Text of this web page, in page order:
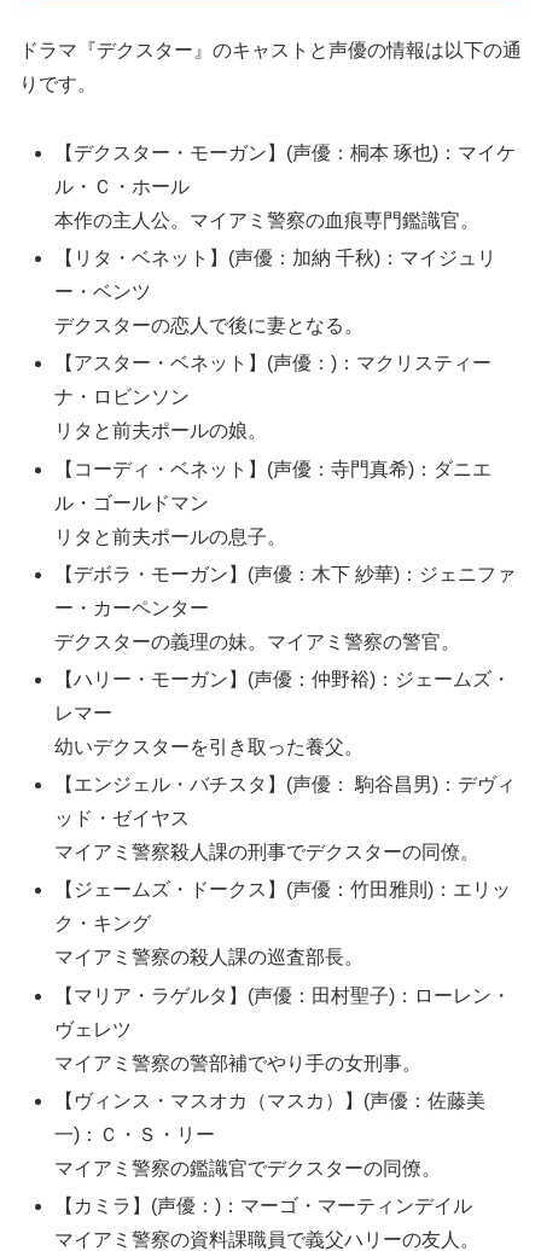
ドラマ『デクスター』のキャストと声優の情報は以下の通
りです。
【デクスター・モーガン】(声優：桐本 琢也)：マイケ
ル・Ｃ・ホール
本作の主人公。マイアミ警察の血痕専門鑑識官。
【リタ・ベネット】(声優：加納 千秋)：マイジュリ
ー・ベンツ
デクスターの恋人で後に妻となる。
【アスター・ベネット】(声優：)：マクリスティー
ナ・ロビンソン
リタと前夫ポールの娘。
【コーディ・ベネット】(声優：寺門真希)：ダニエ
ル・ゴールドマン
リタと前夫ポールの息子。
【デボラ・モーガン】(声優：木下 紗華)：ジェニファ
ー・カーペンター
デクスターの義理の妹。マイアミ警察の警官。
【ハリー・モーガン】(声優：仲野裕)：ジェームズ・
レマー
幼いデクスターを引き取った養父。
【エンジェル・バチスタ】(声優： 駒谷昌男)：デヴィ
ッド・ゼイヤス
マイアミ警察殺人課の刑事でデクスターの同僚。
【ジェームズ・ドークス】(声優：竹田雅則)：エリッ
ク・キング
マイアミ警察の殺人課の巡査部長。
【マリア・ラゲルタ】(声優：田村聖子)：ローレン・
ヴェレツ
マイアミ警察の警部補でやり手の女刑事。
【ヴィンス・マスオカ（マスカ）】(声優：佐藤美
一)：Ｃ・Ｓ・リー
マイアミ警察の鑑識官でデクスターの同僚。
【カミラ】(声優：)：マーゴ・マーティンデイル
マイアミ警察の資料課職員で義父ハリーの友人。